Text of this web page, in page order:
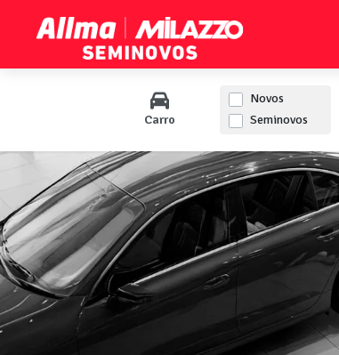
Carro
Novos
Seminovos